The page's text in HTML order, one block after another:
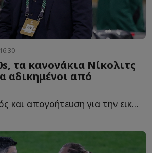
τα κανονάκια Νίκολιτς
αδικημένοι από
Προβληματισμός και απογοήτευση για την εικόνα της Έ...